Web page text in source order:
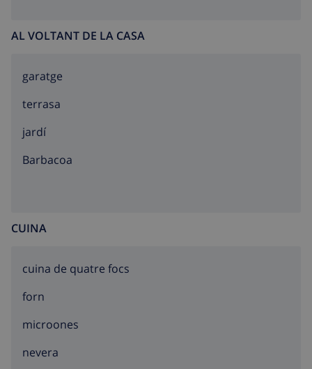
AL VOLTANT DE LA CASA
garatge
terrasa
jardí
barbacoa
CUINA
cuina de quatre focs
forn
microones
nevera